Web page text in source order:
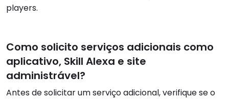
players.
Como solicito serviços adicionais como
aplicativo, Skill Alexa e site
administrável?
Antes de solicitar um serviço adicional, verifique se o